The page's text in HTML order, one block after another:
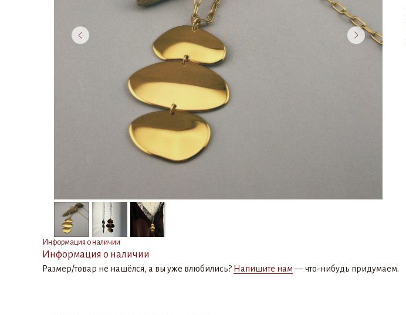
Информация о наличии
Информация о наличии
Размер/товар не нашёлся, а вы уже влюбились? Напишите нам— что-нибудь придумаем.